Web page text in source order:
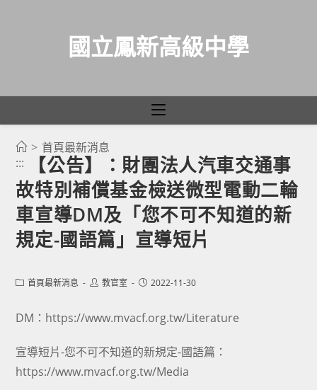
國立鳳新高級中學
> 首頁最新消息
:::
【公告】：財團法人汽車交通事
故特別補償基金檢送微型電動二輪
車宣導DM及「您不可不知道的新
規定-國語篇」宣導短片
Post首頁最新消息
Post教官室
Post2022-11-30
DM： https://www.mvacf.org.tw/Literature
宣導短片-您不可不知道的新規定-國語篇：
https://www.mvacf.org.tw/Media